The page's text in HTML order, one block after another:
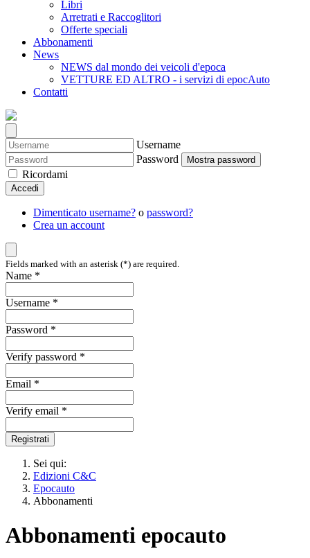
Libri
Arretrati e Raccoglitori
Offerte speciali
Abbonamenti
News
NEWS dal mondo dei veicoli d'epoca
VETTURE ED ALTRO - i servizi di epocAuto
Contatti
Username
Password
Mostra password
Ricordami
Accedi
Dimenticato username? o password?
Crea un account
Fields marked with an asterisk (*) are required.
Name *
Username *
Password *
Verify password *
Email *
Verify email *
Registrati
Sei qui:
Edizioni C&C
Epocauto
Abbonamenti
Abbonamenti epocauto